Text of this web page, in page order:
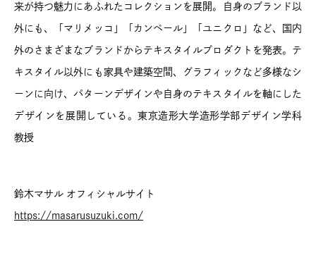
来が持つ魅力にあふれたコレクションを展開。自身のブランド以
外にも、「マリメッコ」「カンペール」「ユニクロ」など、国内
外のさまざまなブランドからテキスタイルプロダクトを発表。テ
キスタイル以外にも家具や建築空間、グラフィックなど多様なシ
ーンに向け、パターンデザインや自身のテキスタイルを軸にした
デザインを展開している。東京造形大学造形学部デザイン学科
教授
鈴木マサル オフィシャルサイト
https://masarusuzuki.com/